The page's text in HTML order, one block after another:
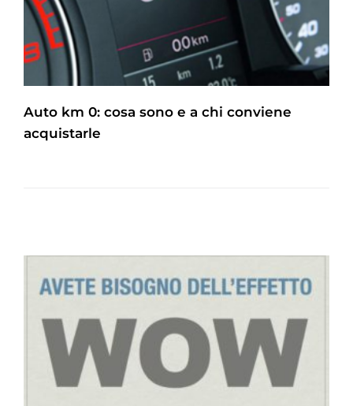
Auto km 0: cosa sono e a chi conviene
acquistarle